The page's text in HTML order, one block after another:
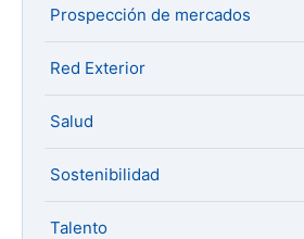
Prospección de mercados
Red Exterior
Salud
Sostenibilidad
Talento